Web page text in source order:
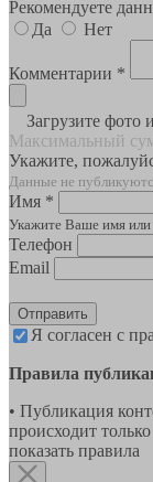
Рекомендуете
Да
Нет
Комментарии *
Загрузите фото
Максимальный
Укажите,
Данные не
Имя *
Укажите Ваше имя
Телефон
Email
Отправить
Я согласен с
Правила
• Публикация
происходит
показать правила